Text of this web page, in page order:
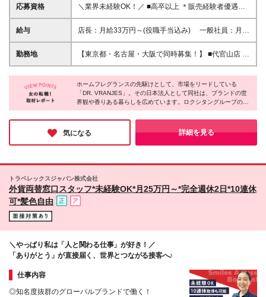
応募資格
＼業界未経験OK！／ ■高卒以上 ＊販売経験者優遇！
＊店長・副店長などの店舗マネジメント経験者歓迎 └
前職の雇用形態、経験年数、業界は問いません。 ＜
ョンが好きな方 ◎チームプレーを大切にできる方 ◎
たくさんのお客様に喜ばれる接客がしたい方 ◎自ら
メージを理解して体現できる方
給与
店長：月給33万円～(役職手当込み) 一般社員：月給
25万5000円～ ※上記は最低給与です。スキルや経験
等を考慮して決定致します。 ★インセンティブ制度
勤務地
【東京都・名古屋・大阪で同時募集！】 ■代官山店 東
京都渋谷区恵比寿西1-34-26 1F ■表参道店 東京都渋谷
区神宮前6-31-15 マンション31 1F ■二子玉川店 東
京都世田谷区玉川2-21-1 二子玉川ライズS.C．タウ
ンフロント1F ■伊勢丹新宿店 東京都新宿区新宿3-14-
1 本館5階 インテリア ■丸の内店 東京都千代田区丸
の内1-5-1 新丸の内ビルディング3F ■名古屋直営店
愛知県名古屋市中村区名駅1-1-3 タカシマヤ ゲートタ
区角田町8番7号 阪急うめだ本店7F ■心斎橋店 大阪
府大阪市中央区心斎橋筋1-8-3 心斎橋PARCO 3F ※
ご希望の店舗を考慮のうえ、勤務地を決定したしま
ホームフレグランスの先駆けとして、市場をリードしている
「DR. VRANJES」。その日本法人として同社は、ブランドの世
界観や香りある暮らしを広めています。ロクシタングループの傘
下として日本国内でも急速に出店数を増やし、より多くのファン
に愛されるブランドを目指しているそうです。まさに成長期に突
入する今からスタートしたら、ブランドやお店と共に自分自身も
大きく成長していけそうだと感じました。
気になる 詳細を見る
トラベレックスジャパン株式会社
外貨両替窓口スタッフ*未経験OK*月25万円～*完全週休2日*10連休
可*髪色自由
＼やっぱり私は「人と関わる仕事」が好き！／
「ありがとう」が直接届く、世界とつながる接客へ♪
仕事内容
◎知名度抜群のグローバルブランドで働く！